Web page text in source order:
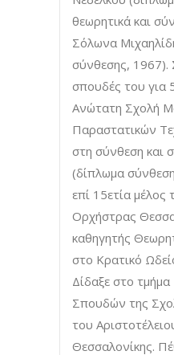
θεωρητικά και
Σόλωνα
σύνθεσης, 1967).
σπουδές του για
Ανώτατη Σχολή
Παραστατικών
στη σύνθεση και
(δίπλωμα
επί 15ετία μέλος
Ορχήστρας
καθηγητής
στο Κρατικό
Δίδαξε στο
Σπουδών της
του
Θεσσαλονίκης.